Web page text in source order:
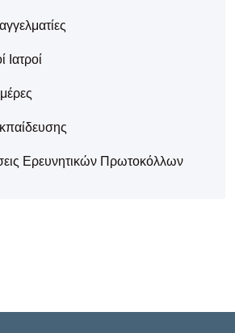
Iατροί
Ερευνητικών Πρωτοκόλλων